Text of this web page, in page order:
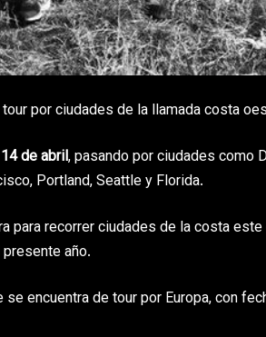
tour por ciudades de la llamada costa
de abril, pasando por ciudades como
Portland, Seattle y Florida.
para recorrer ciudades de la costa
año.
se encuentra de tour por Europa, con